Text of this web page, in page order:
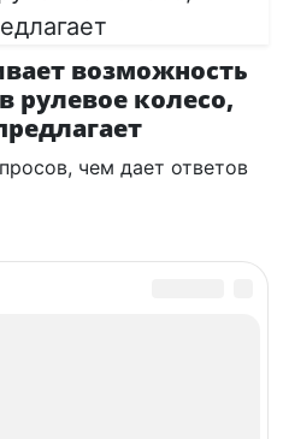
возможность
рулевое колесо,
чем дает ответов